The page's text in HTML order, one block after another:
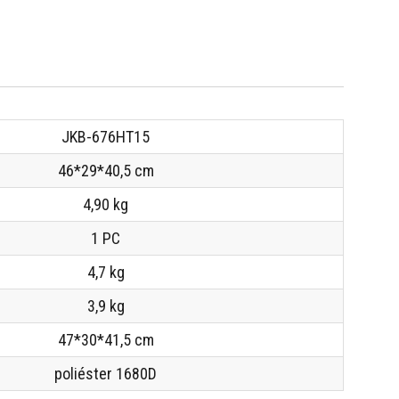
JKB-676HT15
46*29*40,5 cm
4,90 kg
1 PC
4,7 kg
3,9 kg
47*30*41,5 cm
poliéster 1680D